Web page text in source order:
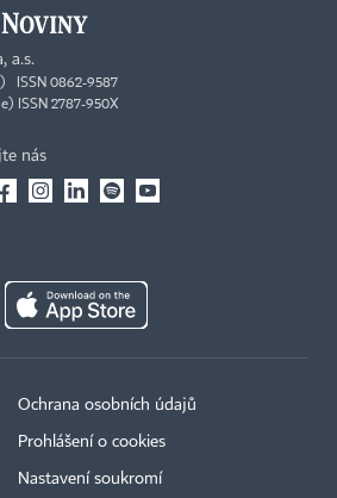
a.s.
ISSN 0862-9587
ISSN 2787-950X
nás
Ochrana osobních údajů
Prohlášení o cookies
Nastavení soukromí